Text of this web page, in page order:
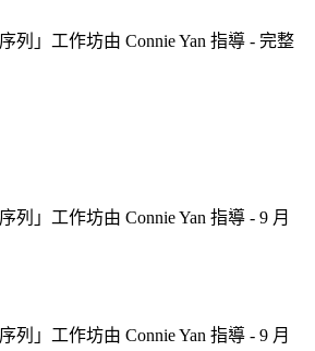
列」工作坊由 Connie Yan 指導 - 完整
列」工作坊由 Connie Yan 指導 - 9 月
列」工作坊由 Connie Yan 指導 - 9 月